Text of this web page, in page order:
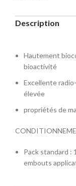
Description
Hautement
bioactivité
Excellente
élevée
propriétés de
Pack standard :
embouts